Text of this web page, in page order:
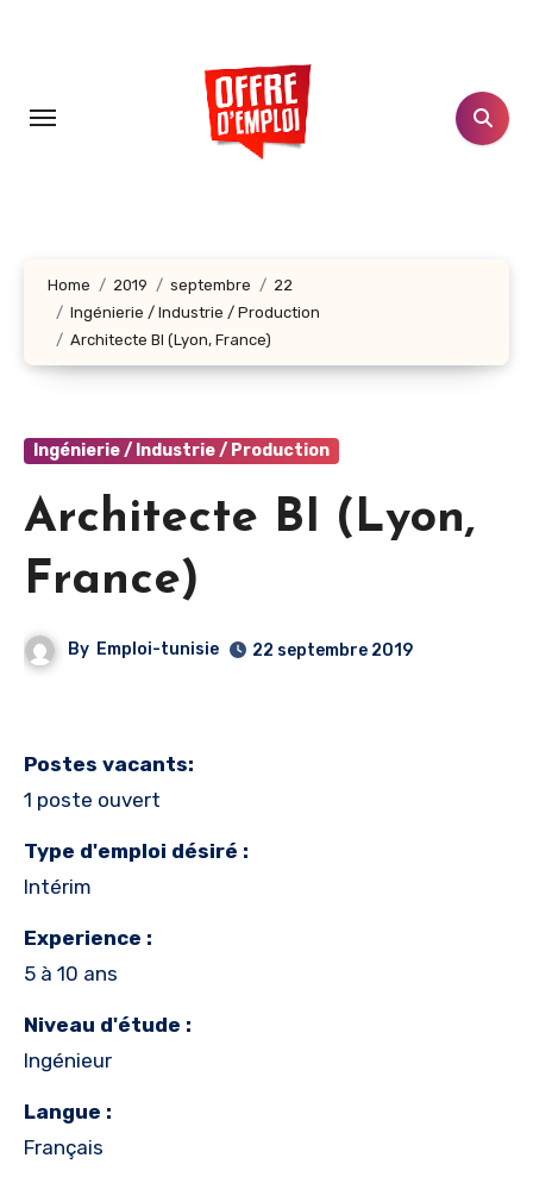
principal
Home 2019 septembre
22
Ingénierie / Industrie / Production
Architecte BI (Lyon, France)
Ingénierie / Industrie / Production
Architecte BI (Lyon,
France)
By Emploi-tunisie 22 septembre 2019
Postes vacants:
1 poste ouvert
Type d'emploi désiré :
Intérim
Experience :
5 à 10 ans
Niveau d'étude :
Ingénieur
Langue :
Français